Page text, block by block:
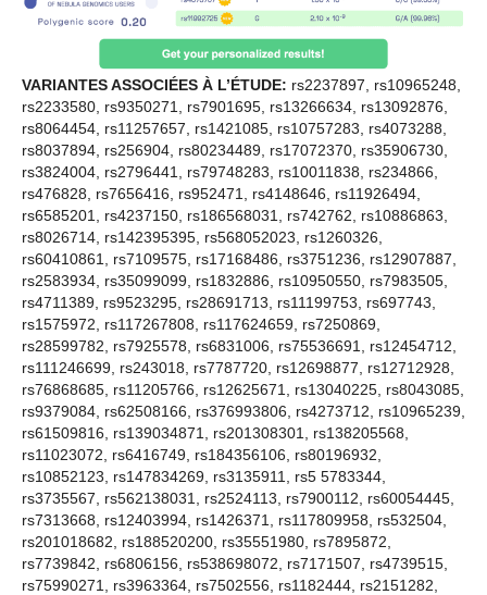
VARIANTES ASSOCIÉES À L’ÉTUDE: rs2237897, rs10965248,
rs2233580, rs9350271, rs7901695, rs13266634, rs13092876,
rs8064454, rs11257657, rs1421085, rs10757283, rs4073288,
rs8037894, rs256904, rs80234489, rs17072370, rs35906730,
rs3824004, rs2796441, rs79748283, rs10011838, rs234866,
rs476828, rs7656416, rs952471, rs4148646, rs11926494,
rs6585201, rs4237150, rs186568031, rs742762, rs10886863,
rs8026714, rs142395395, rs568052023, rs1260326,
rs60410861, rs7109575, rs17168486, rs3751236, rs12907887,
rs2583934, rs35099099, rs1832886, rs10950550, rs7983505,
rs4711389, rs9523295, rs28691713, rs11199753, rs697743,
rs1575972, rs117267808, rs117624659, rs7250869,
rs28599782, rs7925578, rs6831006, rs75536691, rs12454712,
rs111246699, rs243018, rs7787720, rs12698877, rs12712928,
rs76868685, rs11205766, rs12625671, rs13040225, rs8043085,
rs9379084, rs62508166, rs376993806, rs4273712, rs10965239,
rs61509816, rs139034871, rs201308301, rs138205568,
rs11023072, rs6416749, rs184356106, rs80196932,
rs10852123, rs147834269, rs3135911, rs5 5783344,
rs3735567, rs562138031, rs2524113, rs7900112, rs60054445,
rs7313668, rs12403994, rs1426371, rs117809958, rs532504,
rs201018682, rs188520200, rs35551980, rs7895872,
rs7739842, rs6806156, rs538698072, rs7171507, rs4739515,
rs75990271, rs3963364, rs7502556, rs1182444, rs2151282,